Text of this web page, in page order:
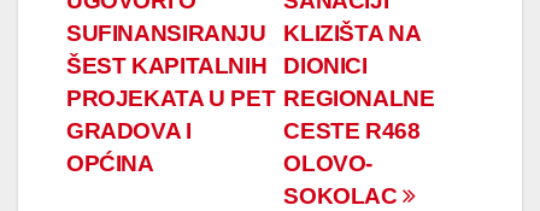
KLIZIŠTA NA
DIONICI
REGIONALNE
CESTE R468
OLOVO-
SOKOLAC
SUFINANSIRANJU
ŠEST KAPITALNIH
PROJEKATA U PET
GRADOVA I
OPĆINA